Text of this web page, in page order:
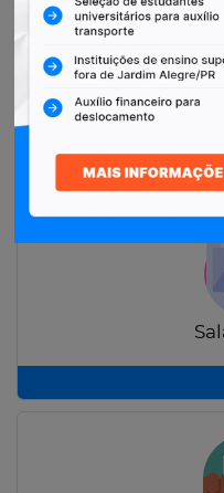
Restituição